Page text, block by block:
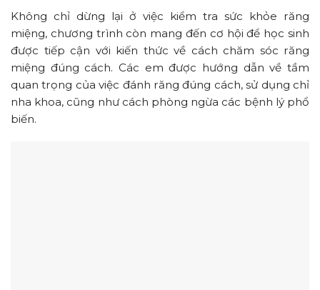
Không chỉ dừng lại ở việc kiểm tra sức khỏe răng
miệng, chương trình còn mang đến cơ hội để học sinh
được tiếp cận với kiến thức về cách chăm sóc răng
miệng đúng cách. Các em được hướng dẫn về tầm
quan trọng của việc đánh răng đúng cách, sử dụng chỉ
nha khoa, cũng như cách phòng ngừa các bệnh lý phổ
biến.